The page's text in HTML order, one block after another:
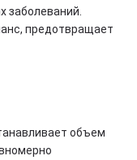
заболеваний.
предотвращает
объем